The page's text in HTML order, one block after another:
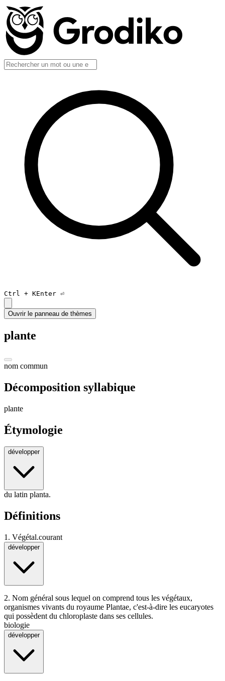
Ctrl + KEnter ⏎
Ouvrir le panneau de thèmes
plante
nom commun
Décomposition syllabique
plante
Étymologie
développer
du latin planta.
Définitions
1. Végétal.courant
développer
2. Nom général sous lequel on comprend tous les végétaux,
organismes vivants du royaume Plantae, c'est-à-dire les eucaryotes
qui possèdent du chloroplaste dans ses cellules.
biologie
développer